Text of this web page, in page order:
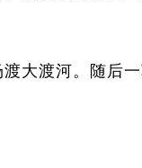
渡河。随后